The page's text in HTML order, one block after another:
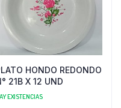
HONDO REDONDO
21B X 12 UND
EXISTENCIAS